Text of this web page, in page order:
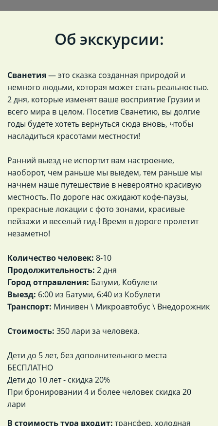
Об экскурсии:
Сванетия— это сказка созданная природой и
немного людьми, которая может стать реальностью.
2 дня, которые изменят ваше восприятие Грузии и
всего мира в целом. Посетив Сванетию, вы долгие
годы будете хотеть вернуться сюда вновь, чтобы
насладиться красотами местности!
Ранний выезд не испортит вам настроение,
наоборот, чем раньше мы выедем, тем раньше мы
начнем наше путешествие в невероятно красивую
местность. По дороге нас ожидают кофе-паузы,
прекрасные локации с фото зонами, красивые
пейзажи и веселый гид-! Время в дороге пролетит
незаметно!
Количество человек: 8-10
Продолжительность: 2 дня
Город отправления: Батуми, Кобулети
Выезд: 6:00 из Батуми, 6:40 из Кобулети
Транспорт: Минивен \ Микроавтобус \ Внедорожник
Cтоимость: 350 лари за человека.
Дети до 5 лет, без дополнительного места
БЕСПЛАТНО
Дети до 10 лет - скидка 20%
При бронировании 4 и более человек скидка 20
лари
В стоимость тура входит: трансфер, холодная